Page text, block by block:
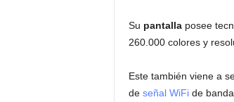
Su pantallaposee
260.000 colores y
Este también viene a
de señal WiFide banda